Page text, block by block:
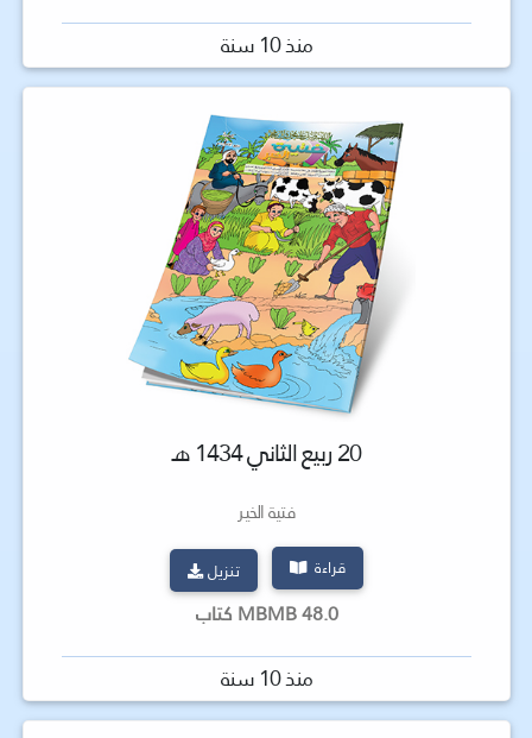
منذ 10 سنة
20 ربيع الثاني 1434 هـ
فتية الخير
قراءة تنزيل
48.0 MBMB كتاب
منذ 10 سنة